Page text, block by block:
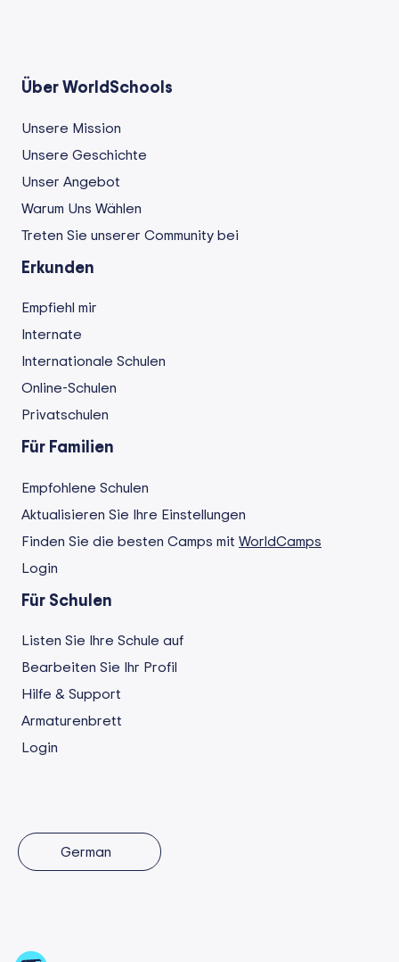
Über WorldSchools
Unsere Mission
Unsere Geschichte
Unser Angebot
Warum Uns Wählen
Treten Sie unserer Community bei
Erkunden
Empfiehl mir
Internate
Internationale Schulen
Online-Schulen
Privatschulen
Für Familien
Empfohlene Schulen
Aktualisieren Sie Ihre Einstellungen
Finden Sie die besten Camps mit WorldCamps
Login
Für Schulen
Listen Sie Ihre Schule auf
Bearbeiten Sie Ihr Profil
Hilfe & Support
Armaturenbrett
Login
German